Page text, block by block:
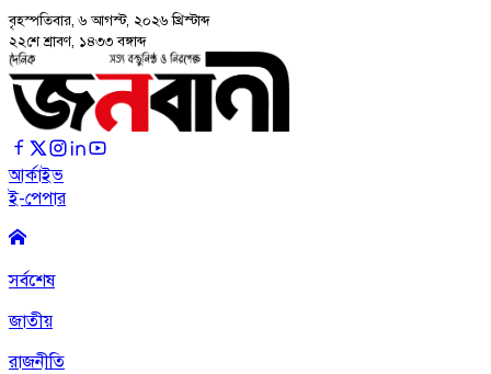
বৃহস্পতিবার, ৬ আগস্ট, ২০২৬ খ্রিস্টাব্দ
২২শে শ্রাবণ, ১৪৩৩ বঙ্গাব্দ
আর্কাইভ
ই-পেপার
সর্বশেষ
জাতীয়
রাজনীতি